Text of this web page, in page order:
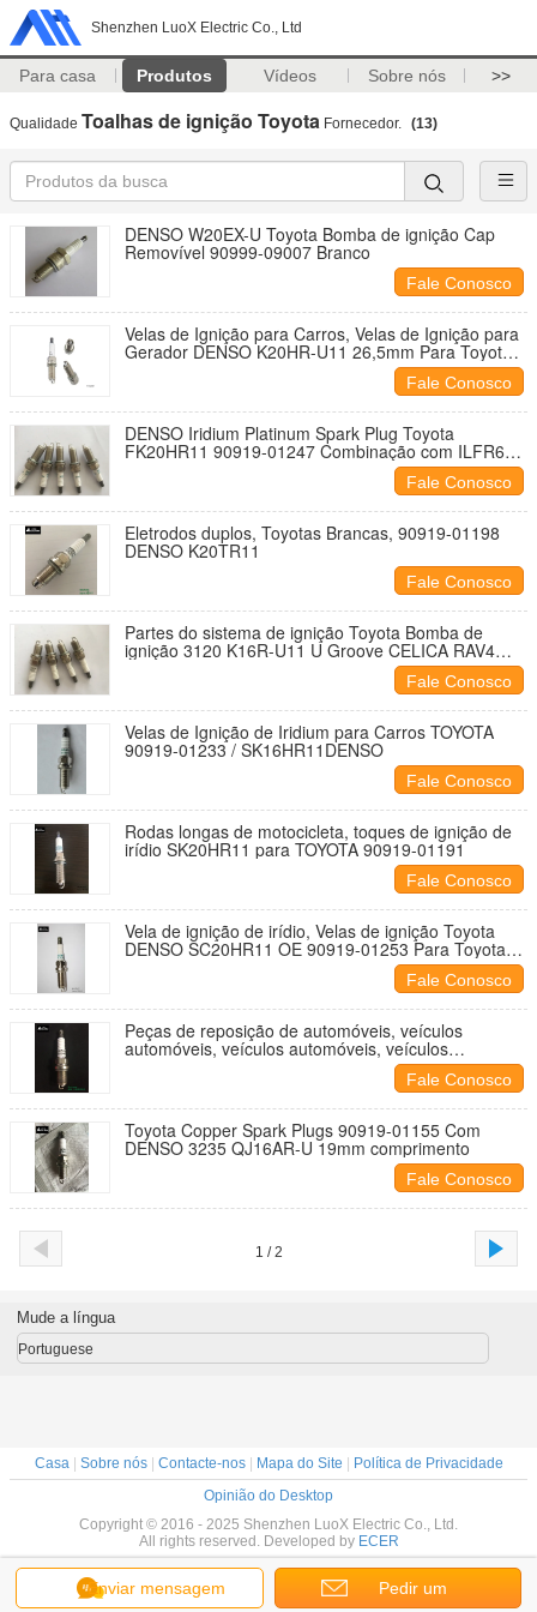
Shenzhen LuoX Electric Co., Ltd
Para casa Produtos Vídeos Sobre nós >>
Qualidade Toalhas de ignição Toyota Fornecedor. (13)
DENSO W20EX-U Toyota Bomba de ignição Cap
Removível 90999-09007 Branco
Fale Conosco
Velas de Ignição para Carros, Velas de Ignição para
Gerador DENSO K20HR-U11 26,5mm Para Toyota
Fale Conosco
DENSO Iridium Platinum Spark Plug Toyota
FK20HR11 90919-01247 Combinação com ILFR6D-
Fale Conosco
Eletrodos duplos, Toyotas Brancas, 90919-01198
DENSO K20TR11
Fale Conosco
Partes do sistema de ignição Toyota Bomba de
ignição 3120 K16R-U11 U Groove CELICA RAV4
Fale Conosco
Velas de Ignição de Iridium para Carros TOYOTA
90919-01233 / SK16HR11DENSO
Fale Conosco
Rodas longas de motocicleta, toques de ignição de
irídio SK20HR11 para TOYOTA 90919-01191
Fale Conosco
Vela de ignição de irídio, Velas de ignição Toyota
DENSO SC20HR11 OE 90919-01253 Para Toyota
Fale Conosco
Peças de reposição de automóveis, veículos
automóveis, veículos automóveis, veículos
automóveis, veículos automóveis DENSO K20R-U
Fale Conosco
Toyota Copper Spark Plugs 90919-01155 Com
DENSO 3235 QJ16AR-U 19mm comprimento
Fale Conosco
1 / 2
Enviar mensagem Pedir um
Mude a língua
Portuguese
Casa| Sobre nós| Contacte-nos| Mapa do Site
Política de Privacidade
Opinião do Desktop
Copyright © 2016 - 2025 Shenzhen LuoX Electric Co., Ltd.
All rights reserved. Developed by ECER